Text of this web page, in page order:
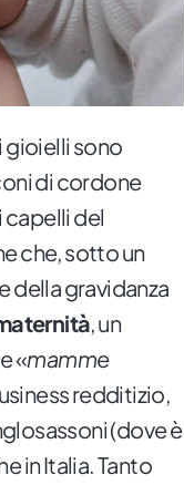
gioielli sono
di cordone
capelli del
che, sotto un
della gravidanza
, un
«mamme
redditizio,
(dove è
in Italia. Tanto